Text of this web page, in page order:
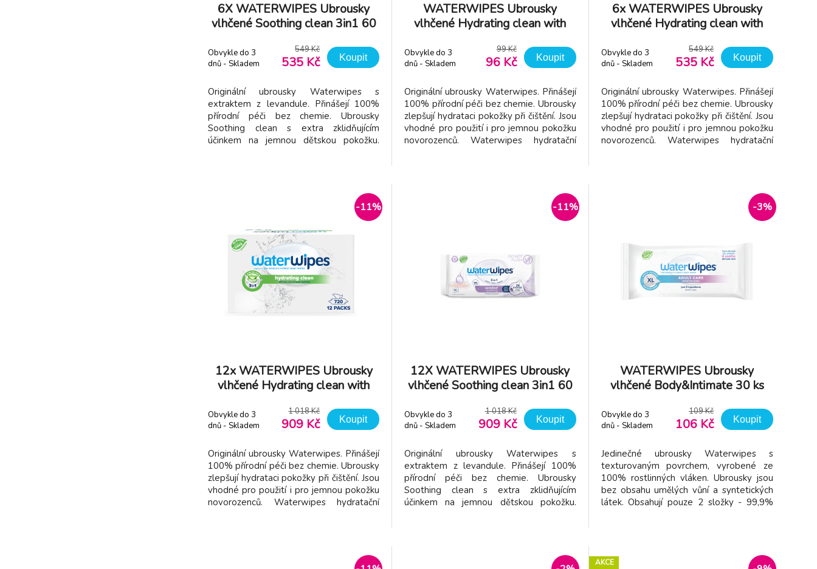
6X WATERWIPES Ubrousky
vlhčené Soothing clean 3in1 60
Obvykle do 3
dnů - Skladem
549 Kč
535 Kč Koupit
Originální ubrousky Waterwipes s
extraktem z levandule. Přinášejí 100%
přírodní péči bez chemie. Ubrousky
Soothing clean s extra zklidňujícím
účinkem na jemnou dětskou pokožku.
WATERWIPES Ubrousky
vlhčené Hydrating clean with
Obvykle do 3
dnů - Skladem
99 Kč
96 Kč Koupit
Originální ubrousky Waterwipes. Přinášejí
100% přírodní péči bez chemie. Ubrousky
zlepšují hydrataci pokožky při čištění. Jsou
vhodné pro použití i pro jemnou pokožku
novorozenců. Waterwipes hydratační
6x WATERWIPES Ubrousky
vlhčené Hydrating clean with
Obvykle do 3
dnů - Skladem
549 Kč
535 Kč Koupit
Originální ubrousky Waterwipes. Přinášejí
100% přírodní péči bez chemie. Ubrousky
zlepšují hydrataci pokožky při čištění. Jsou
vhodné pro použití i pro jemnou pokožku
novorozenců. Waterwipes hydratační
-11%
12x WATERWIPES Ubrousky
vlhčené Hydrating clean with
Obvykle do 3
dnů - Skladem
1 018 Kč
909 Kč Koupit
Originální ubrousky Waterwipes. Přinášejí
100% přírodní péči bez chemie. Ubrousky
zlepšují hydrataci pokožky při čištění. Jsou
vhodné pro použití i pro jemnou pokožku
novorozenců. Waterwipes hydratační
-11%
12X WATERWIPES Ubrousky
vlhčené Soothing clean 3in1 60
Obvykle do 3
dnů - Skladem
1 018 Kč
909 Kč Koupit
Originální ubrousky Waterwipes s
extraktem z levandule. Přinášejí 100%
přírodní péči bez chemie. Ubrousky
Soothing clean s extra zklidňujícím
účinkem na jemnou dětskou pokožku.
-3%
WATERWIPES Ubrousky
vlhčené Body&Intimate 30 ks
Obvykle do 3
dnů - Skladem
109 Kč
106 Kč Koupit
Jedinečné ubrousky Waterwipes s
texturovaným povrchem, vyrobené ze
100% rostlinných vláken. Ubrousky jsou
bez obsahu umělých vůní a syntetických
látek. Obsahují pouze 2 složky - 99,9%
AKCE